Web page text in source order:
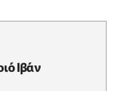
Ιβάν